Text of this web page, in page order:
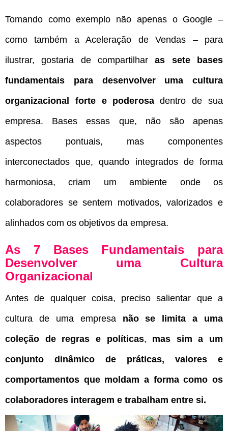
Tomando como exemplo não apenas o Google –
como também a Aceleração de Vendas – para
ilustrar, gostaria de compartilharas sete bases
fundamentais para desenvolver uma cultura
organizacional forte e poderosadentro de sua
empresa. Bases essas que, não são apenas
aspectos pontuais, mas componentes
interconectados que, quando integrados de forma
harmoniosa, criam um ambiente onde os
colaboradores se sentem motivados, valorizados e
alinhados com os objetivos da empresa.
As 7 Bases Fundamentais para
Desenvolver uma Cultura
Organizacional
Antes de qualquer coisa, preciso salientar que a
cultura de uma empresa não se limita a uma
coleção de regras e políticas, mas sim a um
conjunto dinâmico de práticas, valores e
comportamentos que moldam a forma como os
colaboradores interagem e trabalham entre si.